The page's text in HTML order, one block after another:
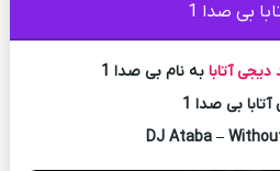
بی صدا 1
دیجی آتابا به نام بی صدا 1
بی صدا 1
DJ Ataba –